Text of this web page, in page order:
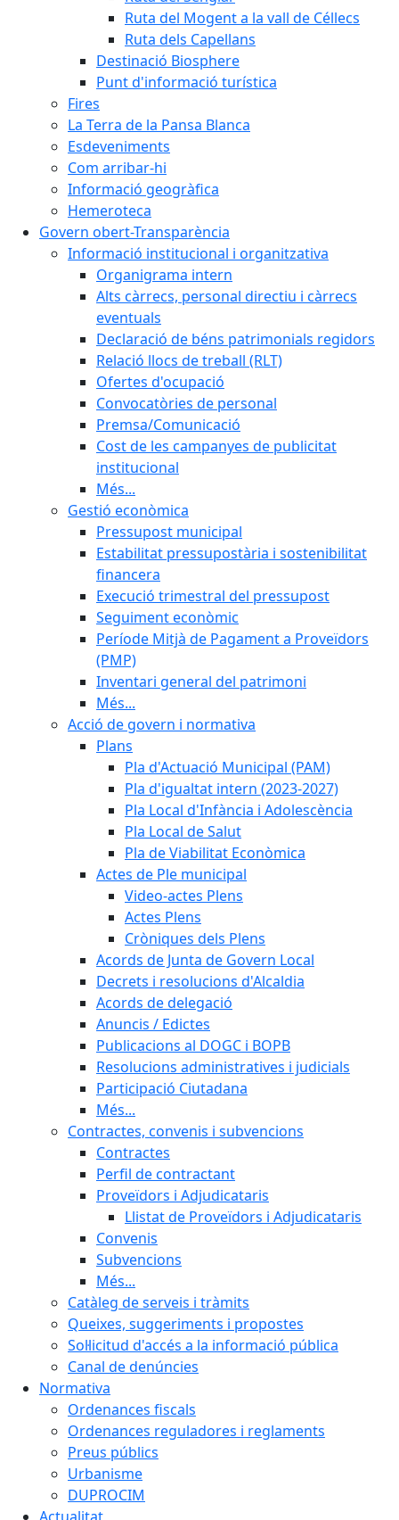
Ruta del Mogent a la vall de Céllecs
Ruta dels Capellans
Destinació Biosphere
Punt d'informació turística
Fires
La Terra de la Pansa Blanca
Esdeveniments
Com arribar-hi
Informació geogràfica
Hemeroteca
Govern obert-Transparència
Informació institucional i organitzativa
Organigrama intern
Alts càrrecs, personal directiu i càrrecs
eventuals
Declaració de béns patrimonials regidors
Relació llocs de treball (RLT)
Ofertes d'ocupació
Convocatòries de personal
Premsa/Comunicació
Cost de les campanyes de publicitat
institucional
Més...
Gestió econòmica
Pressupost municipal
Estabilitat pressupostària i sostenibilitat
financera
Execució trimestral del pressupost
Seguiment econòmic
Període Mitjà de Pagament a Proveïdors
(PMP)
Inventari general del patrimoni
Més...
Acció de govern i normativa
Plans
Pla d'Actuació Municipal (PAM)
Pla d'igualtat intern (2023-2027)
Pla Local d'Infància i Adolescència
Pla Local de Salut
Pla de Viabilitat Econòmica
Actes de Ple municipal
Video-actes Plens
Actes Plens
Cròniques dels Plens
Acords de Junta de Govern Local
Decrets i resolucions d'Alcaldia
Acords de delegació
Anuncis / Edictes
Publicacions al DOGC i BOPB
Resolucions administratives i judicials
Participació Ciutadana
Més...
Contractes, convenis i subvencions
Contractes
Perfil de contractant
Proveïdors i Adjudicataris
Llistat de Proveïdors i Adjudicataris
Convenis
Subvencions
Més...
Catàleg de serveis i tràmits
Queixes, suggeriments i propostes
Sol·licitud d'accés a la informació pública
Canal de denúncies
Normativa
Ordenances fiscals
Ordenances reguladores i reglaments
Preus públics
Urbanisme
DUPROCIM